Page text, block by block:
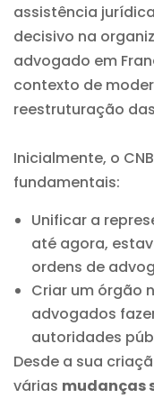
assistência
decisivo na
advogado em
contexto de
reestruturação
Inicialmente, o
fundamentais:
Unificar a
até agora,
ordens de
Criar um órgão
advogados
autoridades
Desde a sua
várias mudanças